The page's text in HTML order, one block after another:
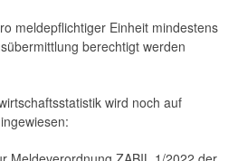
meldepflichtiger Einheit mindestens
berechtigt werden
wird noch auf